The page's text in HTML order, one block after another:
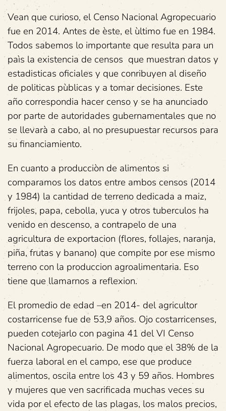
Vean que curioso, el Censo Nacional Agropecuario
fue en 2014. Antes de èste, el ùltimo fue en 1984.
Todos sabemos lo importante que resulta para un
paìs la existencia de censos que muestran datos y
estadisticas oficiales y que conribuyen al diseño
de politicas pùblicas y a tomar decisiones. Este
año correspondia hacer censo y se ha anunciado
por parte de autoridades gubernamentales que no
se llevarà a cabo, al no presupuestar recursos para
su financiamiento.
En cuanto a producciòn de alimentos si
comparamos los datos entre ambos censos (2014
y 1984) la cantidad de terreno dedicada a maiz,
frijoles, papa, cebolla, yuca y otros tuberculos ha
venido en descenso, a contrapelo de una
agricultura de exportacion (flores, follajes, naranja,
piña, frutas y banano) que compite por ese mismo
terreno con la produccion agroalimentaria. Eso
tiene que llamarnos a reflexion.
El promedio de edad –en 2014- del agricultor
costarricense fue de 53,9 años. Ojo costarricenses,
pueden cotejarlo con pagina 41 del VI Censo
Nacional Agropecuario. De modo que el 38% de la
fuerza laboral en el campo, ese que produce
alimentos, oscila entre los 43 y 59 años. Hombres
y mujeres que ven sacrificada muchas veces su
vida por el efecto de las plagas, los malos precios,